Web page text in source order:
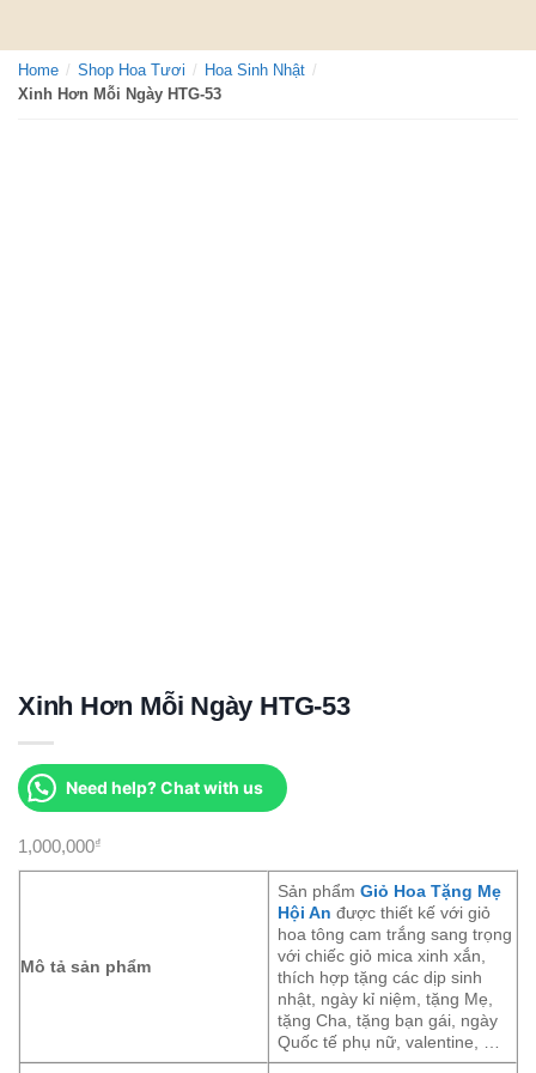
content
Home / Shop Hoa Tươi / Hoa Sinh Nhật /
Xinh Hơn Mỗi Ngày HTG-53
Xinh Hơn Mỗi Ngày HTG-53
Need help? Chat with us
1,000,000₫
Mô tả sản phẩm
Sản phẩmGiỏ Hoa Tặng Mẹ
Hội Anđược thiết kế với giỏ
hoa tông cam trắng sang trọng
với chiếc giỏ mica xinh xắn,
thích hợp tặng các dịp sinh
nhật, ngày kỉ niệm, tặng Mẹ,
tặng Cha, tặng bạn gái, ngày
Quốc tế phụ nữ, valentine, …